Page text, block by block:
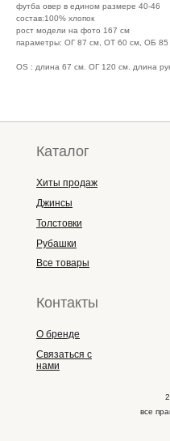
футба овер в едином размере 40-46
состав:100% хлопок
рост модели на фото 167 см
параметры: ОГ 87 см, ОТ 60 см, ОБ 85
OS : длина 67 см. ОГ 120 см. длина
все
Каталог
Хиты продаж
Джинсы
Толстовки
Рубашки
Все товары
О бренде
Связаться с
нами
Контакты